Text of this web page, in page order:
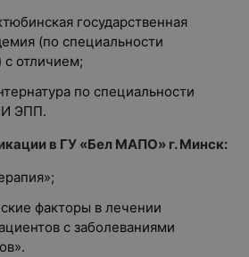
государственная
(по специальности
отличием;
по специальности
ЭПП.
в ГУ «Бел МАПО» г. Минск:
факторы в лечении
с заболеваниями